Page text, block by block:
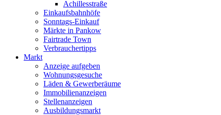
Achillesstraße
Einkaufsbahnhöfe
Sonntags-Einkauf
Märkte in Pankow
Fairtrade Town
Verbrauchertipps
Markt
Anzeige aufgeben
Wohnungsgesuche
Läden & Gewerberäume
Immobilienanzeigen
Stellenanzeigen
Ausbildungsmarkt